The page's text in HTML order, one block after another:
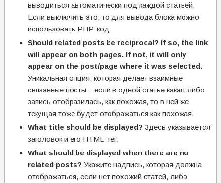
выводиться автоматически под каждой статьёй.
Если выключить это, то для вывода блока можно
использовать PHP-код.
Should related posts be reciprocal? If so, the link
will appear on both pages. If not, it will only
appear on the post/page where it was selected.
Уникальная опция, которая делает взаимные
связанные посты – если в одной статье какая-либо
запись отобразилась, как похожая, то в ней же
текущая тоже будет отображаться как похожая.
What title should be displayed? Здесь указывается
заголовок и его HTML-тег.
What should be displayed when there are no
related posts? Укажите надпись, которая должна
отображаться, если нет похожий статей, либо